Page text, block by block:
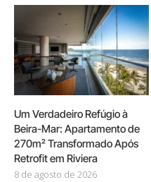
Um Verdadeiro Refúgio à
Beira-Mar: Apartamento de
270m² Transformado Após
Retrofit em Riviera
8 de agosto de 2026